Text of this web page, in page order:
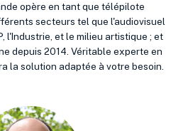
opère en tant que télépilote
secteurs tel que l'audiovisuel
l'Industrie, et le milieu artistique ; et
depuis 2014. Véritable experte en
la solution adaptée à votre besoin.